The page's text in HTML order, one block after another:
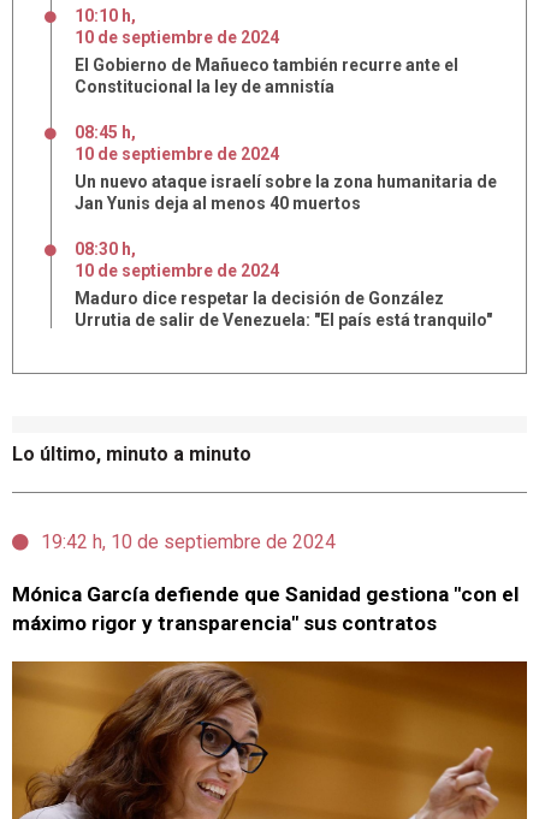
Lo último, minuto a minuto
19:42 h, 10 de septiembre de 2024
Mónica García defiende que Sanidad gestiona "con el
máximo rigor y transparencia" sus contratos
10:10 h,
10 de septiembre de 2024
El Gobierno de Mañueco también recurre ante el
Constitucional la ley de amnistía
08:45 h,
10 de septiembre de 2024
Un nuevo ataque israelí sobre la zona humanitaria de
Jan Yunis deja al menos 40 muertos
08:30 h,
10 de septiembre de 2024
Maduro dice respetar la decisión de González
Urrutia de salir de Venezuela: "El país está tranquilo"